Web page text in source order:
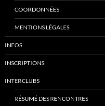
COORDONNÉES
MENTIONS LÉGALES
INFOS
INSCRIPTIONS
INTERCLUBS
RÉSUMÉ DES RENCONTRES